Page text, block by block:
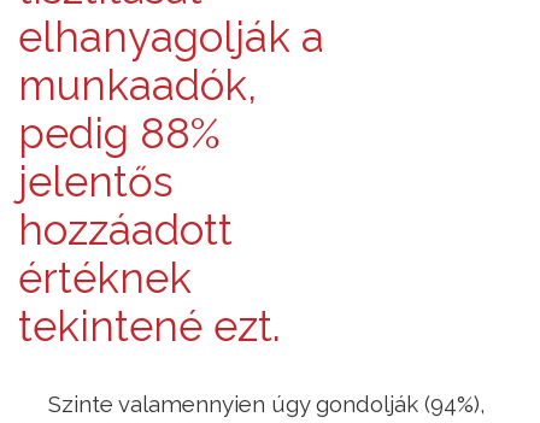
elhanyagolják a
munkaadók,
pedig 88%
jelentős
hozzáadott
értéknek
tekintené ezt.
Szinte valamennyien úgy gondolják (94%),